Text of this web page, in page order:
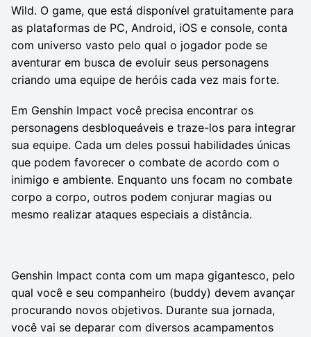
Wild. O game, que está disponível gratuitamente para
as plataformas de PC, Android, iOS e console, conta
com universo vasto pelo qual o jogador pode se
aventurar em busca de evoluir seus personagens
criando uma equipe de heróis cada vez mais forte.
Em Genshin Impact você precisa encontrar os
personagens desbloqueáveis e traze-los para integrar
sua equipe. Cada um deles possui habilidades únicas
que podem favorecer o combate de acordo com o
inimigo e ambiente. Enquanto uns focam no combate
corpo a corpo, outros podem conjurar magias ou
mesmo realizar ataques especiais a distância.
Genshin Impact conta com um mapa gigantesco, pelo
qual você e seu companheiro (buddy) devem avançar
procurando novos objetivos. Durante sua jornada,
você vai se deparar com diversos acampamentos